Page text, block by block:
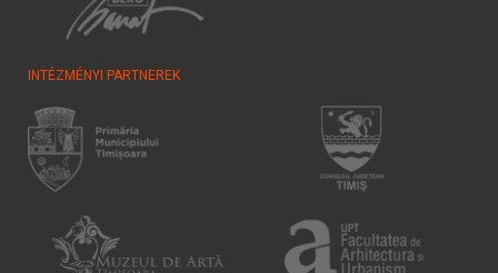
INTÉZMÉNYI PARTNEREK